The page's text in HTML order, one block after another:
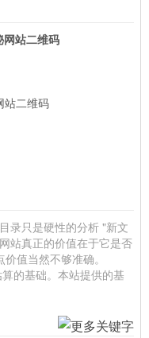
网站二维码
录只是硬性的分析 "新文
站真正的价值在于它是否
值当然不够准确。
的基础。本站提供的基